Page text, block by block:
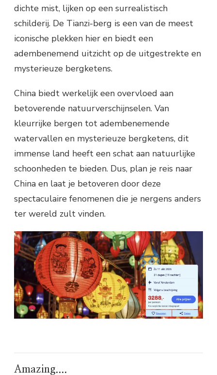
dichte mist, lijken op een surrealistisch
schilderij. De Tianzi-berg is een van de meest
iconische plekken hier en biedt een
adembenemend uitzicht op de uitgestrekte en
mysterieuze bergketens.
China biedt werkelijk een overvloed aan
betoverende natuurverschijnselen. Van
kleurrijke bergen tot adembenemende
watervallen en mysterieuze bergketens, dit
immense land heeft een schat aan natuurlijke
schoonheden te bieden. Dus, plan je reis naar
China en laat je betoveren door deze
spectaculaire fenomenen die je nergens anders
ter wereld zult vinden.
Amazing....